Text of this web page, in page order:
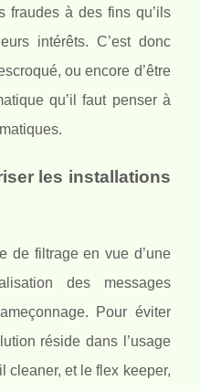
fraudes à des fins qu’ils
intérêts. C’est donc
ou encore d’être
qu’il faut penser à
les installations
de filtrage en vue d’une
des messages
Pour éviter
réside dans l’usage
cleaner, et le flex keeper,